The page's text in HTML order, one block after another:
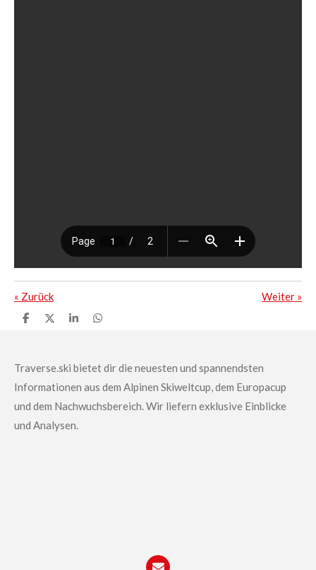
« Zurück Weiter »
T
e
n
T
e
n
T
e
n
T
e
n
Traverse.ski bietet dir die neuesten und spannendsten
Informationen aus dem Alpinen Skiweltcup, dem Europacup
und dem Nachwuchsbereich.Wir liefern exklusive Einblicke
und Analysen.